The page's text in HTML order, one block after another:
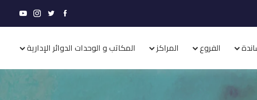
الفروع المراكز المكاتب و الوحدات الدوائر الإدارية